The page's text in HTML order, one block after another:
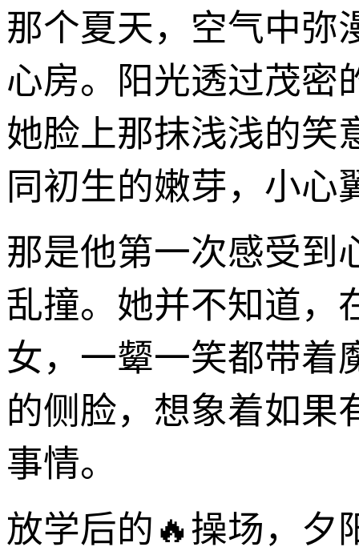
那个夏天，空气中弥
心房。阳光透过茂密
她脸上那抹浅浅的笑
同初生的嫩芽，小心
那是他第一次感受到
乱撞。她并不知道，
女，一颦一笑都带着
的侧脸，想象着如果
事情。
放学后的🔥操场，夕